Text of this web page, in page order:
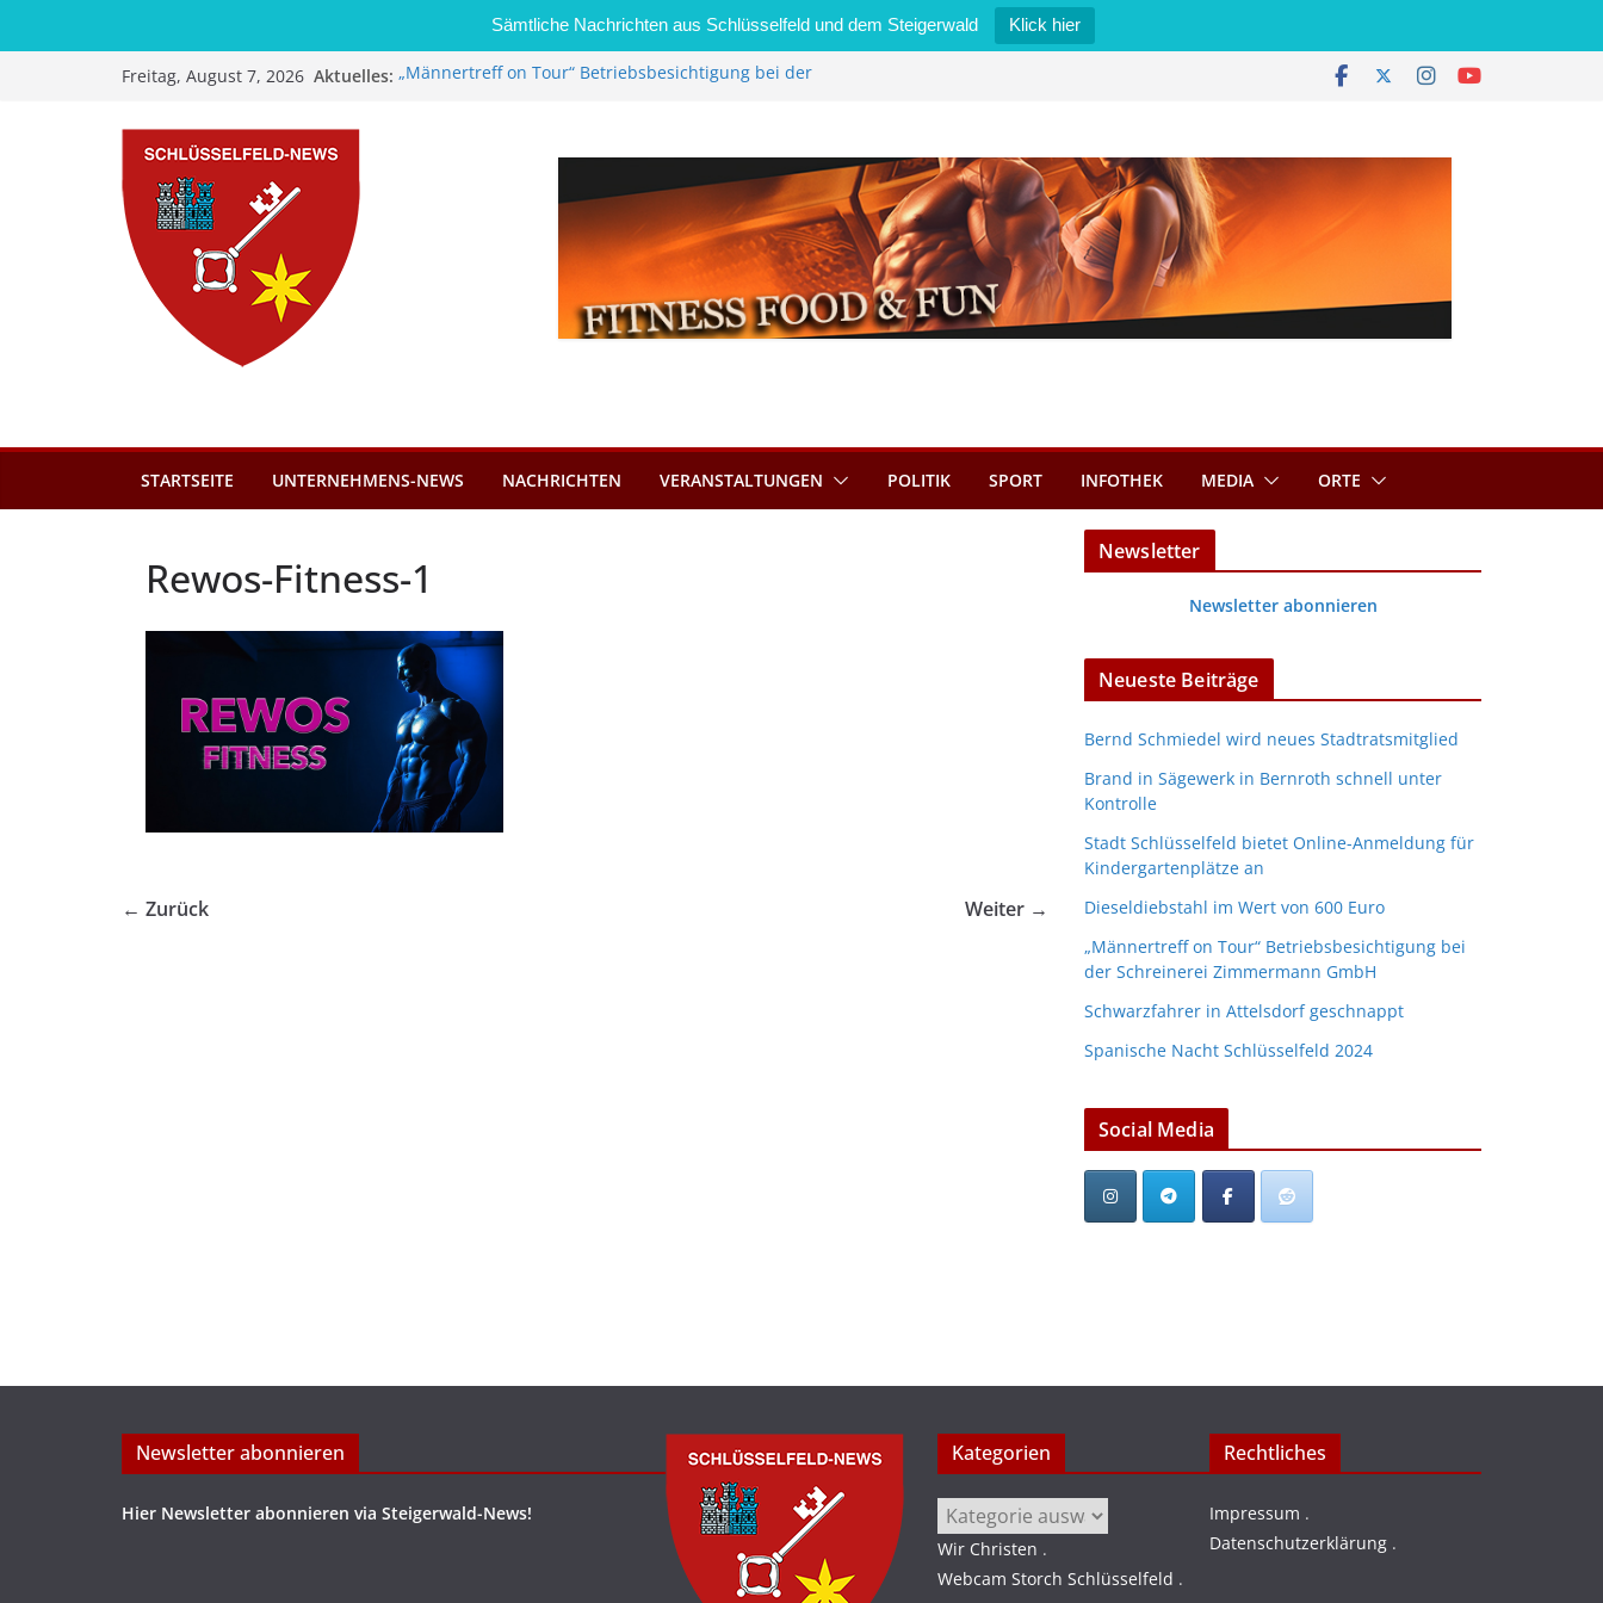
Sämtliche Nachrichten aus Schlüsselfeld und dem Steigerwald Klick hier
Freitag, August 7, 2026 Aktuelles: „Männertreff on Tour“ Betriebsbesichtigung bei der
Stadt Schlüsselfeld bietet Online-Anmeldung für
Dieseldiebstahl im Wert von 600 Euro
STARTSEITE UNTERNEHMENS-NEWS NACHRICHTEN VERANSTALTUNGEN POLITIK SPORT INFOTHEK MEDIA ORTE
Rewos-Fitness-1
← Zurück Weiter →
Newsletter
Newsletter abonnieren
Neueste Beiträge
Bernd Schmiedel wird neues Stadtratsmitglied
Brand in Sägewerk in Bernroth schnell unter
Kontrolle
Stadt Schlüsselfeld bietet Online-Anmeldung für
Kindergartenplätze an
Dieseldiebstahl im Wert von 600 Euro
„Männertreff on Tour“ Betriebsbesichtigung bei
der Schreinerei Zimmermann GmbH
Schwarzfahrer in Attelsdorf geschnappt
Spanische Nacht Schlüsselfeld 2024
Social Media
Newsletter abonnieren
Hier Newsletter abonnieren via Steigerwald-News!
Kategorien
Kategorien
Wir Christen .
Webcam Storch Schlüsselfeld .
Rechtliches
Impressum .
Datenschutzerklärung .